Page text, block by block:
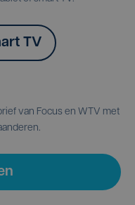
TV
van Focus en WTV met